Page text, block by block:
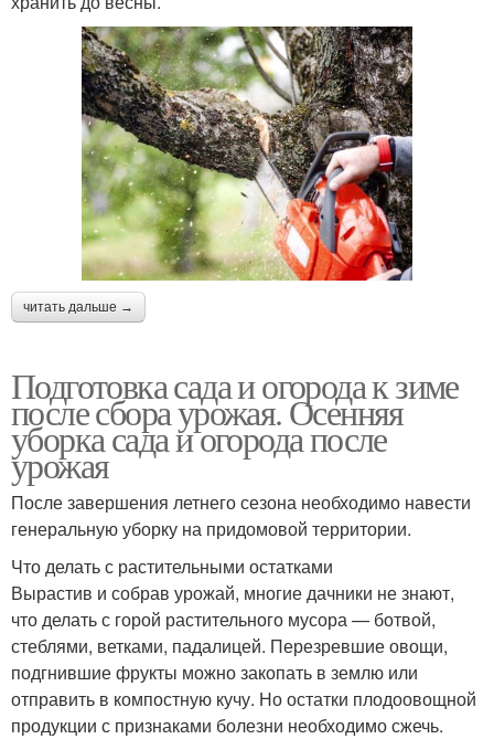
читать дальше →
Подготовка сада и огорода к зиме
после сбора урожая. Осенняя
уборка сада и огорода после
урожая
После завершения летнего сезона необходимо навести
генеральную уборку на придомовой территории.
Что делать с растительными остатками
Вырастив и собрав урожай, многие дачники не знают,
что делать с горой растительного мусора — ботвой,
стеблями, ветками, падалицей. Перезревшие овощи,
подгнившие фрукты можно закопать в землю или
отправить в компостную кучу. Но остатки плодоовощной
продукции с признаками болезни необходимо сжечь.